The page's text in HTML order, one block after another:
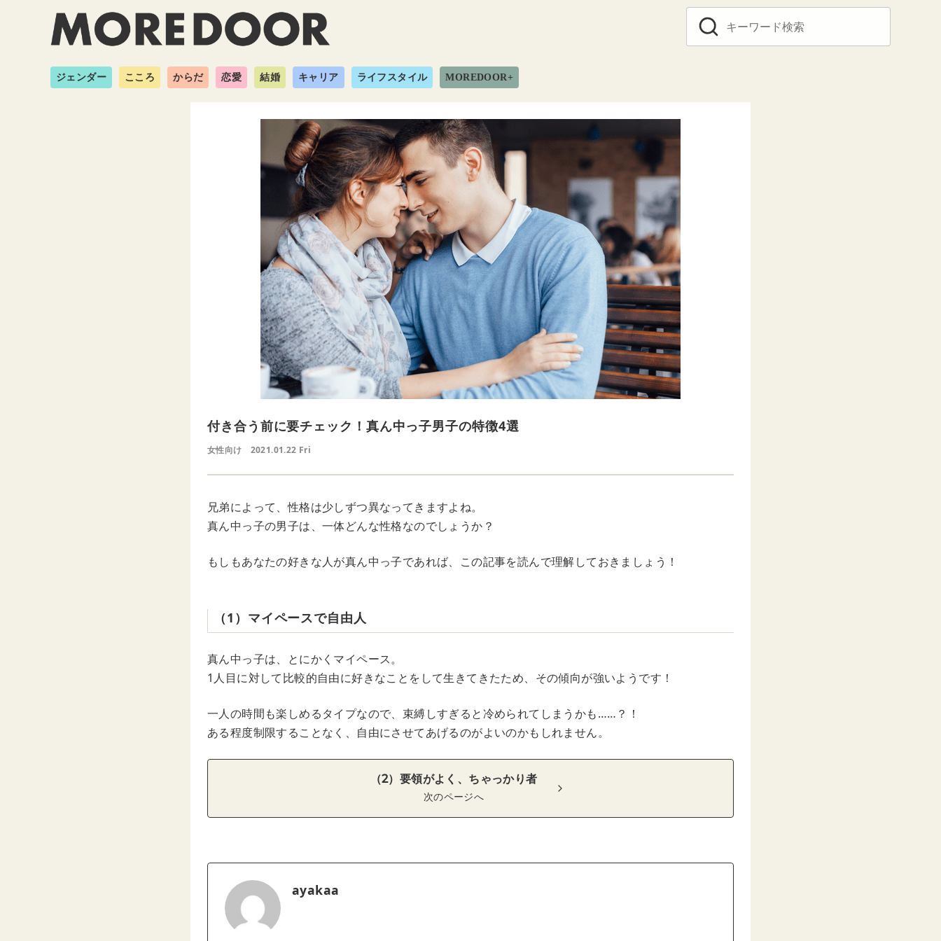
ジェンダー こころ からだ 恋愛 結婚 キャリア ライフスタイル MOREDOOR+
付き合う前に要チェック！真ん中っ子男子の特徴4選
女性向け 2021.01.22 Fri
兄弟によって、性格は少しずつ異なってきますよね。
真ん中っ子の男子は、一体どんな性格なのでしょうか？
もしもあなたの好きな人が真ん中っ子であれば、この記事を読んで理解しておきましょう！
（1）マイペースで自由人
真ん中っ子は、とにかくマイペース。
1人目に対して比較的自由に好きなことをして生きてきたため、その傾向が強いようです！
一人の時間も楽しめるタイプなので、束縛しすぎると冷められてしまうかも……？！
ある程度制限することなく、自由にさせてあげるのがよいのかもしれません。
（2）要領がよく、ちゃっかり者
次のページへ
ayakaa